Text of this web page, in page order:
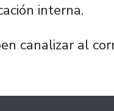
interna.
canalizar al